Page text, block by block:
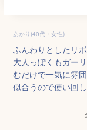
あかり(40代・女性)
ふんわりとしたリ
大人っぽくもガー
むだけで一気に雰
似合うので使い回